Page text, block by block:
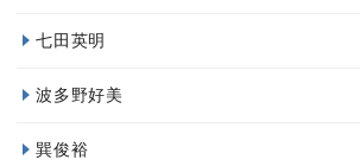
七田英明
波多野好美
巽俊裕